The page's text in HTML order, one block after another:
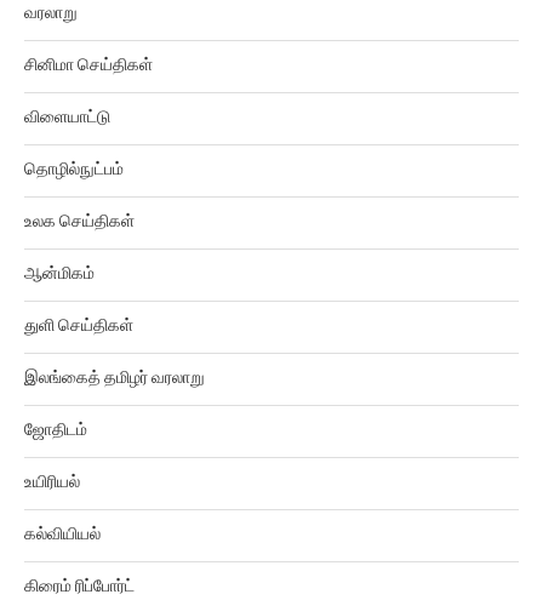
சினிமா செய்திகள்
விளையாட்டு
தொழில்நுட்பம்
உலக செய்திகள்
ஆன்மிகம்
துளி செய்திகள்
இலங்கைத் தமிழர் வரலாறு
ஜோதிடம்
உயிரியல்
கல்வியியல்
கிரைம் ரிப்போர்ட்